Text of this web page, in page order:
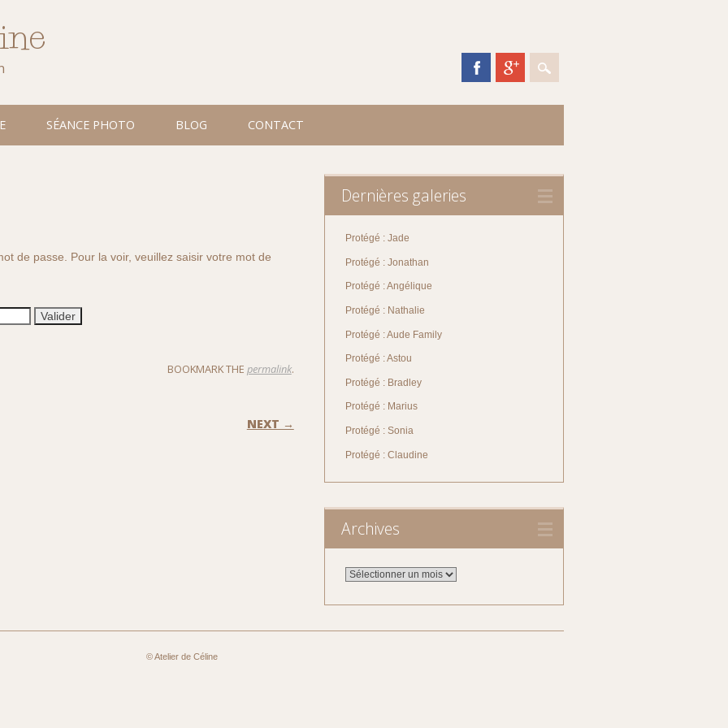
SÉANCE PHOTO BLOG CONTACT
de passe. Pour la voir, veuillez saisir votre mot de
BOOKMARK THE permalink.
NEXT →
Dernières galeries
Protégé : Jade
Protégé : Jonathan
Protégé : Angélique
Protégé : Nathalie
Protégé : Aude Family
Protégé : Astou
Protégé : Bradley
Protégé : Marius
Protégé : Sonia
Protégé : Claudine
Archives
Archives
© Atelier de Céline